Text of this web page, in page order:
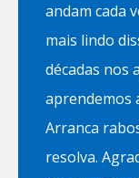
andam cada
mais lindo
décadas nos
aprendemos
Arranca
resolva.